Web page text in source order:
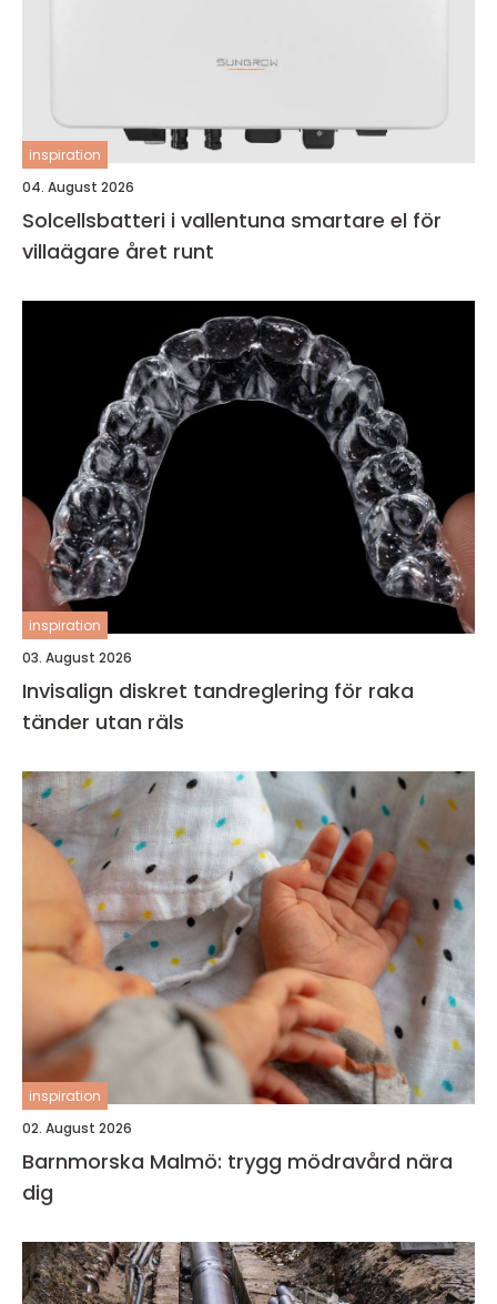
inspiration
04. August 2026
Solcellsbatteri i vallentuna smartare el för
villaägare året runt
inspiration
03. August 2026
Invisalign diskret tandreglering för raka
tänder utan räls
inspiration
02. August 2026
Barnmorska Malmö: trygg mödravård nära
dig